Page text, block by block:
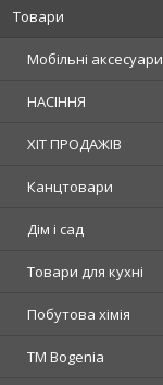
Товари
Мобільні аксесуари
НАСІННЯ
ХІТ ПРОДАЖІВ
Канцтовари
Дім і сад
Товари для кухні
Побутова хімія
ТМ Bogenia